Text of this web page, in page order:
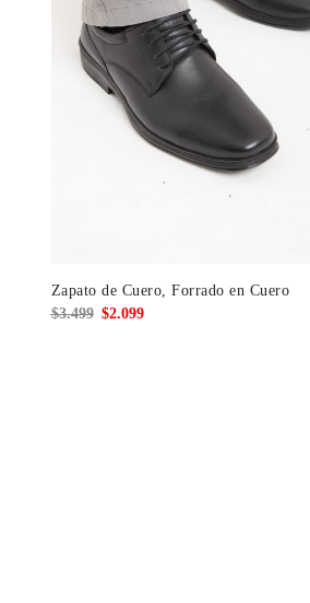
Zapato de Cuero, Forrado en Cuero
$3.499 El
$2.099El